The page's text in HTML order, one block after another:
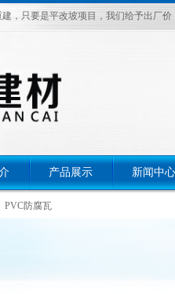
，只要是平改坡项目，我们给予出厂价
产品展示 新闻中心
PVC防腐瓦